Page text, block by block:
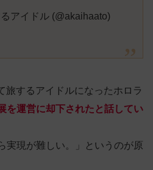
アイドル (@akaihaato)
旅するアイドルになったホロラ
を運営に却下されたと話してい
実現が難しい。」というのが原